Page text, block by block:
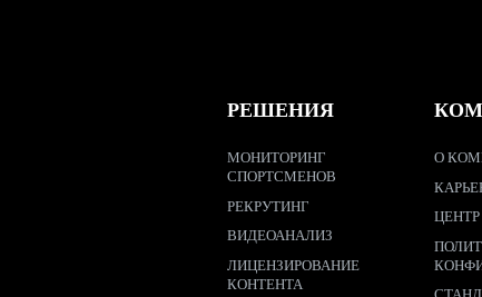
РЕШЕНИЯ
МОНИТОРИНГ
СПОРТСМЕНОВ
РЕКРУТИНГ
ВИДЕОАНАЛИЗ
ЛИЦЕНЗИРОВАНИЕ
КОНТЕНТА
О